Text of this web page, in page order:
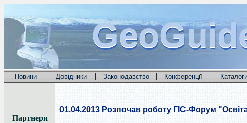
Новини | Довідники | Законодавство | Конференції |
Партнери
01.04.2013 Розпочав роботу ГІС-Форум